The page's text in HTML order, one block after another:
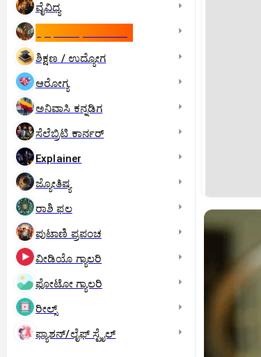
ವೈವಿಧ್ಯ
ಶಿಕ್ಷಣ / ಉದ್ಯೋಗ
ಆರೋಗ್ಯ
ಅನಿವಾಸಿ ಕನ್ನಡಿಗ
ಸೆಲೆಬ್ರಿಟಿ ಕಾರ್ನರ್‌
Explainer
ಜ್ಯೋತಿಷ್ಯ
ರಾಶಿ ಫಲ
ಪುಟಾಣಿ ಪ್ರಪಂಚ
ವೀಡಿಯೊ ಗ್ಯಾಲರಿ
ಫೋಟೋ ಗ್ಯಾಲರಿ
ರೀಲ್ಸ್
ಫ್ಯಾಶನ್/ಲೈಫ್‌ ಸ್ಟೈಲ್